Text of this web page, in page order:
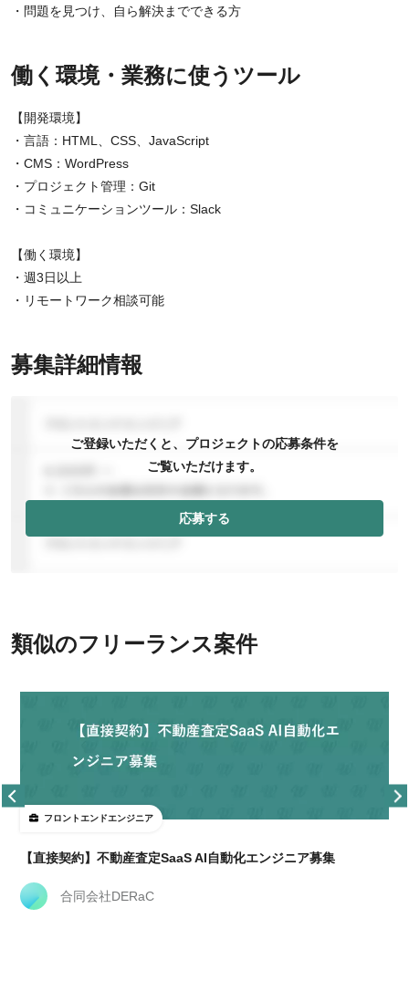
・問題を見つけ、自ら解決までできる方
働く環境・業務に使うツール
【開発環境】
・言語：HTML、CSS、JavaScript
・CMS：WordPress
・プロジェクト管理：Git
・コミュニケーションツール：Slack
【働く環境】
・週3日以上
・リモートワーク相談可能
募集詳細情報
ご登録いただくと、プロジェクトの応募条件を
ご覧いただけます。
応募する
類似のフリーランス案件
フロントエンドエンジニア
【直接契約】不動産査定SaaS AI自動化エンジニア募集
合同会社DERaC